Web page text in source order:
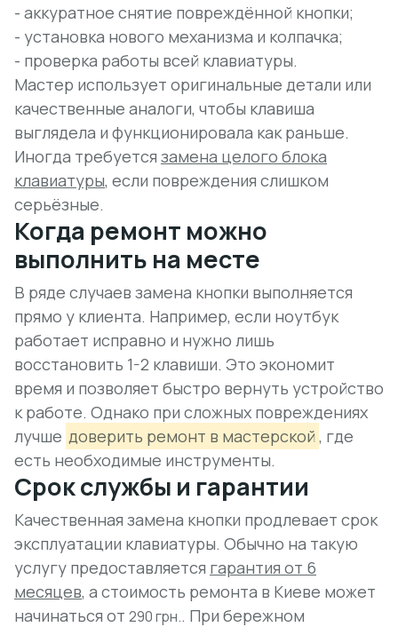
- аккуратное снятие повреждённой кнопки;
- установка нового механизма и колпачка;
- проверка работы всей клавиатуры.
Мастер использует оригинальные детали или
качественные аналоги, чтобы клавиша
выглядела и функционировала как раньше.
Иногда требуется замена целого блока
клавиатуры, если повреждения слишком
серьёзные.
Когда ремонт можно
выполнить на месте
В ряде случаев замена кнопки выполняется
прямо у клиента. Например, если ноутбук
работает исправно и нужно лишь
восстановить 1-2 клавиши. Это экономит
время и позволяет быстро вернуть устройство
к работе. Однако при сложных повреждениях
лучше доверить ремонт в мастерской , где
есть необходимые инструменты.
Срок службы и гарантии
Качественная замена кнопки продлевает срок
эксплуатации клавиатуры. Обычно на такую
услугу предоставляется гарантия от 6
месяцев, а стоимость ремонта в Киеве может
начинаться от 290 грн.. При бережном